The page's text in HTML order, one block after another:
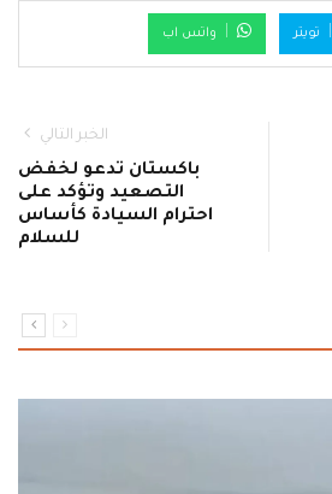
تويتر واتس اب
الخبر التالي
باكستان تدعو لخفض
التصعيد وتؤكد على
احترام السيادة كأساس
للسلام